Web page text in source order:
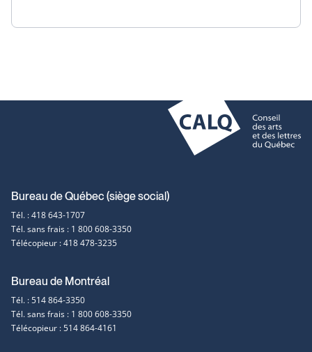
s'ouvrira
s'ouvrira
s'ouvrira
Coordonnées
et
contact
Bureau de Québec (siège social)
Tél. : 418 643-1707
Tél. sans frais : 1 800 608-3350
Télécopieur : 418 478-3235
Bureau de Montréal
Tél. : 514 864-3350
Tél. sans frais : 1 800 608-3350
Télécopieur : 514 864-4161